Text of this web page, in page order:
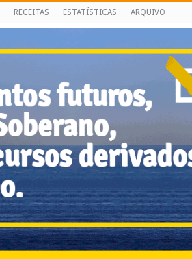
RECEITAS ESTATÍSTICAS ARQUIVO